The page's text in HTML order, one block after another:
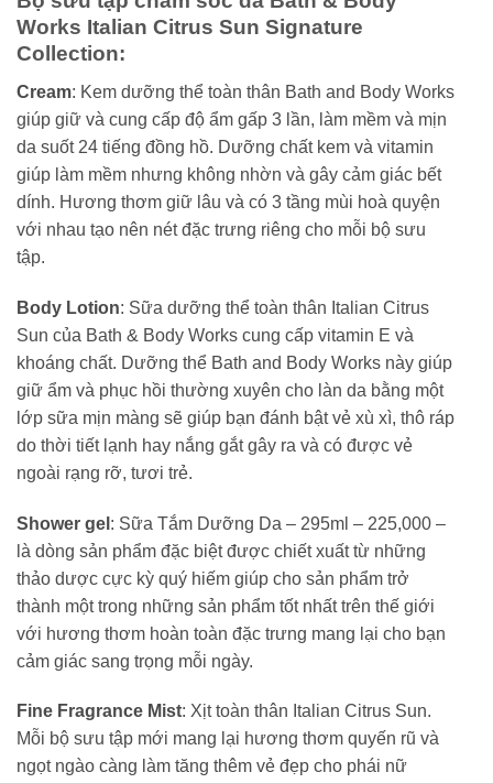
Works Italian Citrus Sun Signature
Collection:
Cream: Kem dưỡng thể toàn thân Bath and Body Works
giúp giữ và cung cấp độ ẩm gấp 3 lần, làm mềm và mịn
da suốt 24 tiếng đồng hồ. Dưỡng chất kem và vitamin
giúp làm mềm nhưng không nhờn và gây cảm giác bết
dính. Hương thơm giữ lâu và có 3 tầng mùi hoà quyện
với nhau tạo nên nét đặc trưng riêng cho mỗi bộ sưu
tập.
Body Lotion: Sữa dưỡng thể toàn thân Italian Citrus
Sun của Bath & Body Works cung cấp vitamin E và
khoáng chất. Dưỡng thể Bath and Body Works này giúp
giữ ẩm và phục hồi thường xuyên cho làn da bằng một
lớp sữa mịn màng sẽ giúp bạn đánh bật vẻ xù xì, thô ráp
do thời tiết lạnh hay nắng gắt gây ra và có được vẻ
ngoài rạng rỡ, tươi trẻ.
Shower gel : Sữa Tắm Dưỡng Da – 295ml – 225,000 –
là dòng sản phẩm đặc biệt được chiết xuất từ những
thảo dược cực kỳ quý hiếm giúp cho sản phẩm trở
thành một trong những sản phẩm tốt nhất trên thế giới
với hương thơm hoàn toàn đặc trưng mang lại cho bạn
cảm giác sang trọng mỗi ngày.
Fine Fragrance Mist: Xịt toàn thân Italian Citrus Sun.
Mỗi bộ sưu tập mới mang lại hương thơm quyến rũ và
ngọt ngào càng làm tăng thêm vẻ đẹp cho phái nữ